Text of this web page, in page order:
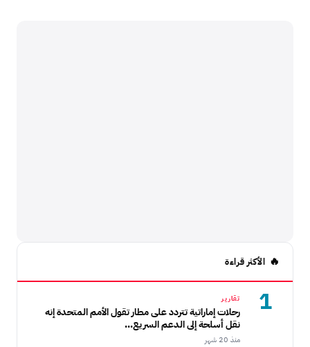
الأكثر قراءة
1 تقارير
رحلات إماراتية تتردد على مطار تقول الأمم المتحدة إنه
نقل أسلحة إلى الدعم السريع...
منذ 20 شهر